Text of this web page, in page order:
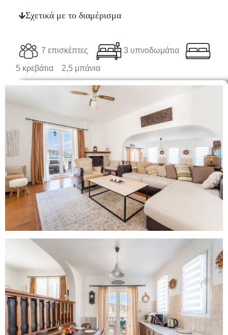
Σχετικά με το διαμέρισμα
7 επισκέπτες 3 υπνοδωμάτια
5 κρεβάτια 2,5 μπάνια